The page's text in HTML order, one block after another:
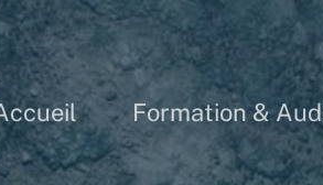
Formation &